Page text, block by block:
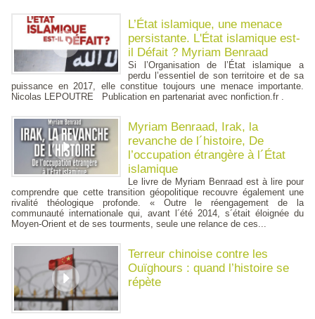
L’État islamique, une menace
persistante. L'État islamique est-
il Défait ? Myriam Benraad
Si l’Organisation de l’État islamique a
perdu l’essentiel de son territoire et de sa
puissance en 2017, elle constitue toujours une menace importante.
Nicolas LEPOUTRE Publication en partenariat avec nonfiction.fr .
Myriam Benraad, Irak, la
revanche de l´histoire, De
l’occupation étrangère à l´État
islamique
Le livre de Myriam Benraad est à lire pour
comprendre que cette transition géopolitique recouvre également une
rivalité théologique profonde. « Outre le réengagement de la
communauté internationale qui, avant l´été 2014, s´était éloignée du
Moyen-Orient et de ses tourments, seule une relance de ces...
Terreur chinoise contre les
Ouïghours : quand l’histoire se
répète